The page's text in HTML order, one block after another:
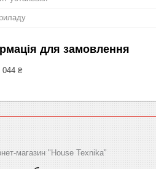
для замовлення
044 ₴
магазин "House Texnika"